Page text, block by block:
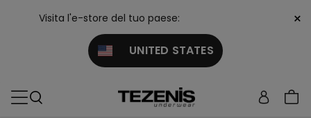
Visita l'e-store del tuo paese:
UNITED STATES
×